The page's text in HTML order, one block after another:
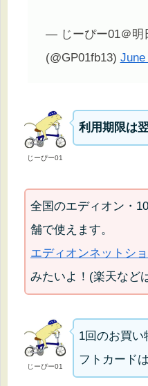
— じーぴー01＠明
(@GP01fb13) June
じーぴー01
利用期限は
全国のエディオン・
舗で使えます。
エディオンネットシ
みたいよ！(楽天など
じーぴー01
1回のお買
フトカード